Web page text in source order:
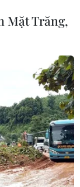
Mỹ-Nga
Mặt Trăng,